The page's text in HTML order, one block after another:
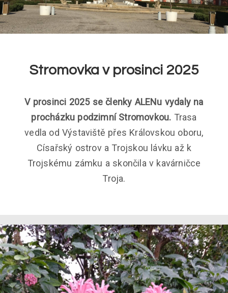
Stromovka v prosinci 2025
V prosinci 2025 se členky ALENu vydaly na
procházku podzimní Stromovkou. Trasa
vedla od Výstaviště přes Královskou oboru,
Císařský ostrov a Trojskou lávku až k
Trojskému zámku a skončila v kavárničce
Troja.